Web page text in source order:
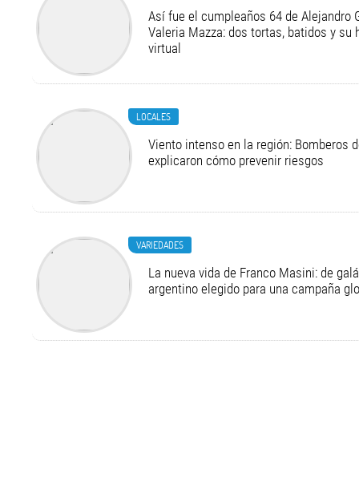
Así fue el cumpleaños 64 de Alejandro
Valeria Mazza: dos tortas, batidos y su
virtual
LOCALES
Viento intenso en la región: Bomberos
explicaron cómo prevenir riesgos
VARIEDADES
La nueva vida de Franco Masini: de
argentino elegido para una campaña